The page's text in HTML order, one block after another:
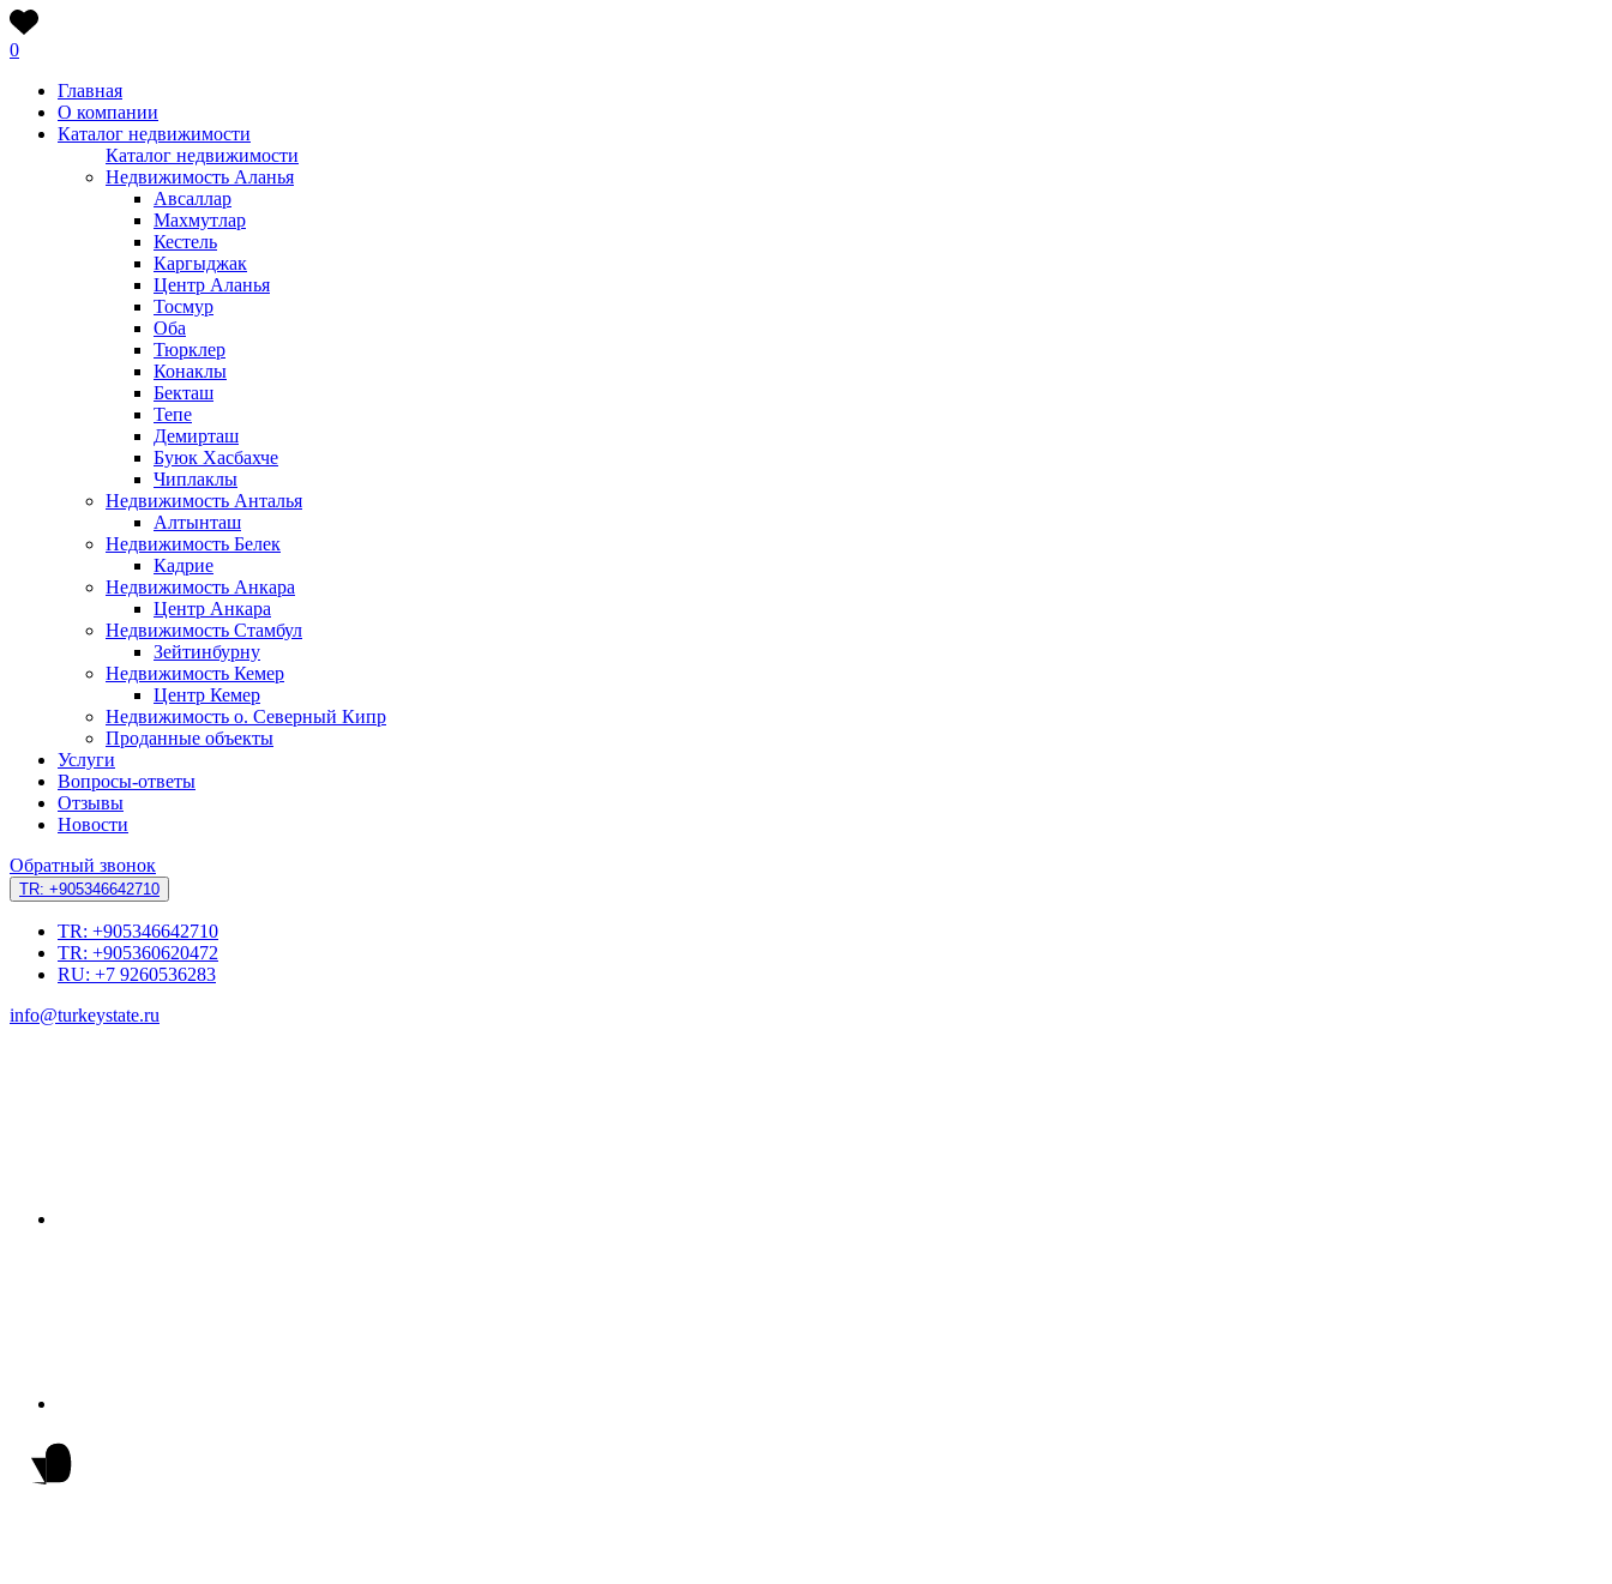
0
Главная
О компании
Каталог недвижимости
Каталог недвижимости
Недвижимость Аланья
Авсаллар
Махмутлар
Кестель
Каргыджак
Центр Аланья
Тосмур
Оба
Тюрклер
Конаклы
Бекташ
Тепе
Демирташ
Буюк Хасбахче
Чиплаклы
Недвижимость Анталья
Алтынташ
Недвижимость Белек
Кадрие
Недвижимость Анкара
Центр Анкара
Недвижимость Стамбул
Зейтинбурну
Недвижимость Кемер
Центр Кемер
Недвижимость о. Северный Кипр
Проданные объекты
Услуги
Вопросы-ответы
Отзывы
Новости
Обратный звонок
TR: +905346642710
TR: +905346642710
TR: +905360620472
RU: +7 9260536283
info@turkeystate.ru